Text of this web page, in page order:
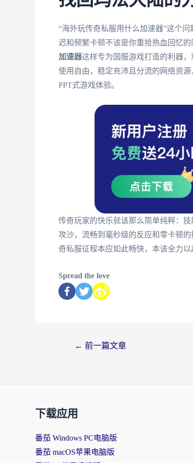
“海外玩传奇私服用什么加速器”这个
迟和频繁卡顿不该是你重拾热血回忆
加速器这样专为国服游戏打造的利器
使用自由，稳定充沛且分流的网络资
PPT式游戏体验。
传奇玩家的快乐就该那么简单纯粹：
攻沙，流畅到毫秒级的反应和零卡顿
奇私服征程本应如此畅快，本该全力以
Spread the love
← 前一篇文章
下载应用
番茄 Windows PC电脑版
番茄 macOS苹果电脑版